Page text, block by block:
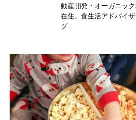
動産開発・オーガニッ
在住。食生活アドバイザ
グ